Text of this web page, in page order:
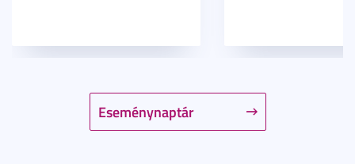
Eseménynaptár